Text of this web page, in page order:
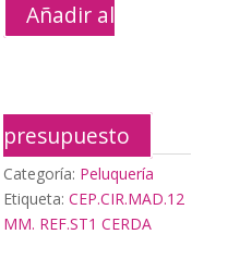
Añadir al
presupuesto
Categoría: Peluquería
Etiqueta:CEP.CIR.MAD.12
MM. REF.ST1 CERDA